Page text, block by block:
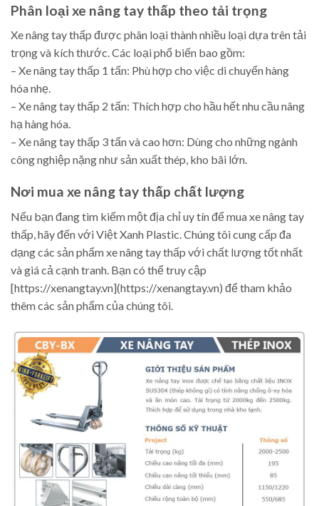
Phân loại xe nâng tay thấp theo tải trọng
Xe nâng tay thấp được phân loại thành nhiều loại dựa trên tải
trọng và kích thước. Các loại phổ biến bao gồm:
– Xe nâng tay thấp 1 tấn: Phù hợp cho việc di chuyển hàng
hóa nhẹ.
– Xe nâng tay thấp 2 tấn: Thích hợp cho hầu hết nhu cầu nâng
hạ hàng hóa.
– Xe nâng tay thấp 3 tấn và cao hơn: Dùng cho những ngành
công nghiệp nặng như sản xuất thép, kho bãi lớn.
Nơi mua xe nâng tay thấp chất lượng
Nếu bạn đang tìm kiếm một địa chỉ uy tín để mua xe nâng tay
thấp, hãy đến với Việt Xanh Plastic. Chúng tôi cung cấp đa
dạng các sản phẩm xe nâng tay thấp với chất lượng tốt nhất
và giá cả cạnh tranh. Bạn có thể truy cập
[https://xenangtay.vn](https://xenangtay.vn) để tham khảo
thêm các sản phẩm của chúng tôi.